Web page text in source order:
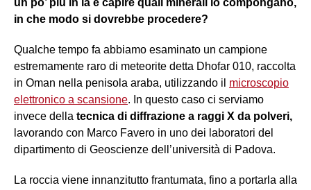
un po’ più in là e capire quali minerali lo compongano,
in che modo si dovrebbe procedere?
Qualche tempo fa abbiamo esaminato un campione
estremamente raro di meteorite detta Dhofar 010, raccolta
in Oman nella penisola araba, utilizzando il microscopio
elettronico a scansione. In questo caso ci serviamo
invece della tecnica di diffrazione a raggi X da polveri,
lavorando con Marco Favero in uno dei laboratori del
dipartimento di Geoscienze dell’università di Padova.
La roccia viene innanzitutto frantumata, fino a portarla alla